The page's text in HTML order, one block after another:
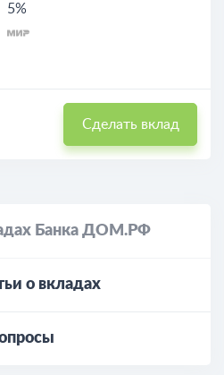
5%
Сделать вклад
Банка ДОМ.РФ
о вкладах